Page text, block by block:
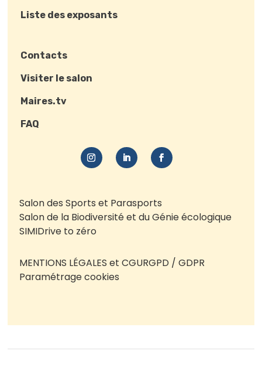
Liste des exposants
Contacts
Visiter le salon
Maires.tv
FAQ
Salon des Sports et Parasports
Salon de la Biodiversité et du Génie écologique
SIMIDrive to zéro
MENTIONS LÉGALES et CGURGPD / GDPR
Paramétrage cookies